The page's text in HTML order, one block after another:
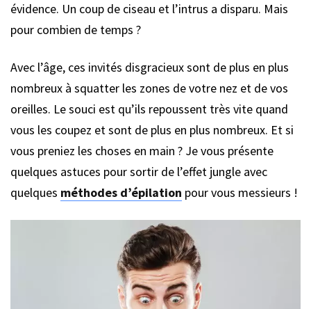
évidence. Un coup de ciseau et l’intrus a disparu. Mais
pour combien de temps ?
Avec l’âge, ces invités disgracieux sont de plus en plus
nombreux à squatter les zones de votre nez et de vos
oreilles. Le souci est qu’ils repoussent très vite quand
vous les coupez et sont de plus en plus nombreux. Et si
vous preniez les choses en main ? Je vous présente
quelques astuces pour sortir de l’effet jungle avec
quelques méthodes d’épilation pour vous messieurs !